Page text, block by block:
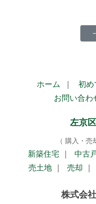
ホーム ｜ 初め
お問い合わ
左京
（ 購入・売
新築住宅 ｜ 中古
売土地
｜ 売却 ｜
株式会